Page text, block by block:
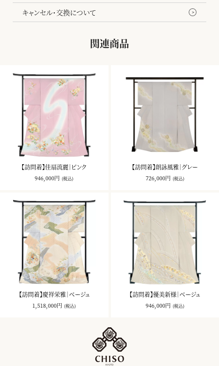
キャンセル・交換について
関連商品
【訪問着】佳扇流麗｜ピンク
946,000円 (税込)
【訪問着】朗詠風雅｜グレー
726,000円 (税込)
【訪問着】慶祥栄雅｜ベージュ
1,518,000円 (税込)
【訪問着】優美新様｜ベージュ
946,000円 (税込)